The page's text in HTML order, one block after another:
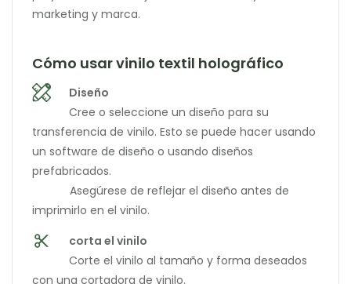
marketing y marca.
Cómo usar vinilo textil holográfico
Diseño
Cree o seleccione un diseño para su
transferencia de vinilo. Esto se puede hacer usando
un software de diseño o usando diseños
prefabricados.
Asegúrese de reflejar el diseño antes de
imprimirlo en el vinilo.
corta el vinilo
Corte el vinilo al tamaño y forma deseados
con una cortadora de vinilo.